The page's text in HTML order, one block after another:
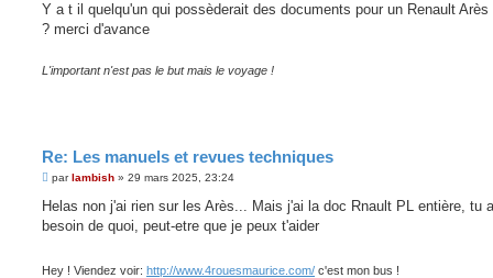
a
g
Y a t il quelqu'un qui possèderait des documents pour un Renault Arès
? merci d'avance
L'important n'est pas le but mais le voyage !
Re: Les manuels et revues techniques
M
s
a
parlambish » 29 mars 2025, 23:24
Helas non j'ai rien sur les Arès... Mais j'ai la doc Rnault PL entière, tu
besoin de quoi, peut-etre que je peux t'aider
Hey ! Viendez voir: http://www.4rouesmaurice.com/ c'est mon bus !